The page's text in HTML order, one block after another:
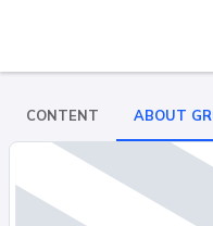
CONTENT ABOUT